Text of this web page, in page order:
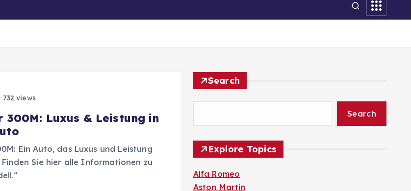
732 views
300M: Luxus & Leistung in
Ein Auto, das Luxus und Leistung
Sie hier alle Informationen zu
Search
Search
Explore Topics
Alfa Romeo
Aston Martin